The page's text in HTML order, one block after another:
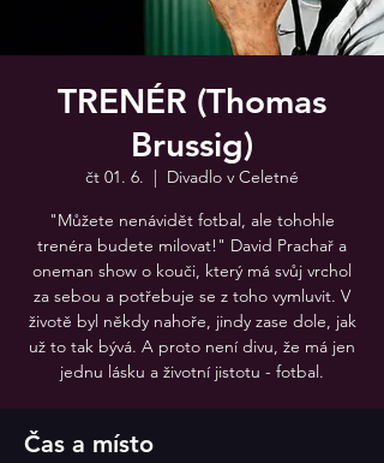
TRENÉR (Thomas
Brussig)
čt 01. 6.
  |
Divadlo v Celetné
"Můžete nenávidět fotbal, ale tohohle
trenéra budete milovat!" David Prachař a
oneman show o kouči, který má svůj vrchol
za sebou a potřebuje se z toho vymluvit. V
životě byl někdy nahoře, jindy zase dole, jak
už to tak bývá. A proto není divu, že má jen
jednu lásku a životní jistotu - fotbal.
Čas a místo